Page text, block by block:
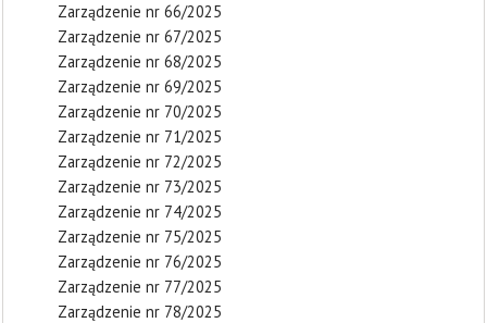
Zarządzenie nr 66/2025
Zarządzenie nr 67/2025
Zarządzenie nr 68/2025
Zarządzenie nr 69/2025
Zarządzenie nr 70/2025
Zarządzenie nr 71/2025
Zarządzenie nr 72/2025
Zarządzenie nr 73/2025
Zarządzenie nr 74/2025
Zarządzenie nr 75/2025
Zarządzenie nr 76/2025
Zarządzenie nr 77/2025
Zarządzenie nr 78/2025